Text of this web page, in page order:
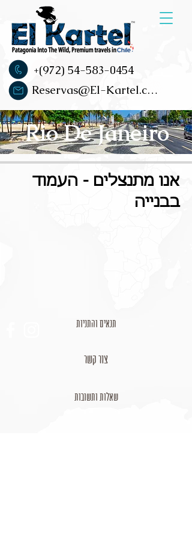
+(972) 54-583-0454
Reservas@El-Kartel.com
Rio De Janeiro
אנו מתנצלים - העמוד
בבנייה
תנאים והתניות
צור קשר
שאלות ותשובות